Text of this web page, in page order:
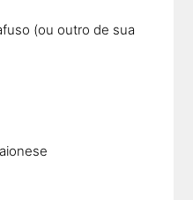
(ou outro de sua